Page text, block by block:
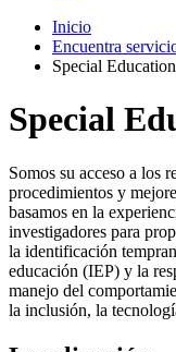
Inicio
Encuentra
Special
Special
Somos su acceso a los
procedimientos y
basamos en la
investigadores para
la identificación
educación (IEP) y la
manejo del
la inclusión, la